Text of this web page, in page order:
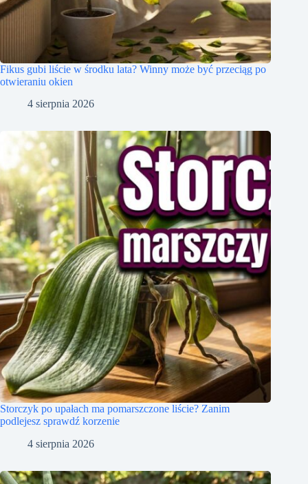
Fikus gubi liście w środku lata? Winny może być przeciąg po
otwieraniu okien
4 sierpnia 2026
Storczyk po upałach ma pomarszczone liście? Zanim
podlejesz sprawdź korzenie
4 sierpnia 2026